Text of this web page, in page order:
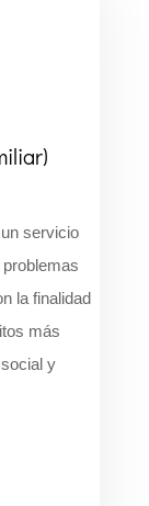
servicio
la finalidad
más
y